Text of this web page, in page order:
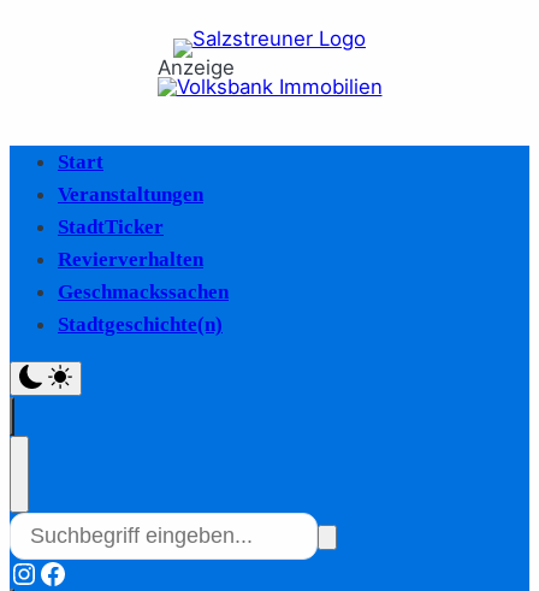
Anzeige
Start
Veranstaltungen
StadtTicker
Revierverhalten
Geschmackssachen
Stadtgeschichte(n)
Instagram
Facebook